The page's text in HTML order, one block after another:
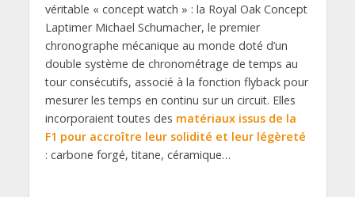
véritable « concept watch » : la Royal Oak Concept
Laptimer Michael Schumacher, le premier
chronographe mécanique au monde doté d’un
double système de chronométrage de temps au
tour consécutifs, associé à la fonction flyback pour
mesurer les temps en continu sur un circuit. Elles
incorporaient toutes des matériaux issus de la
F1 pour accroître leur solidité et leur légèreté
: carbone forgé, titane, céramique…